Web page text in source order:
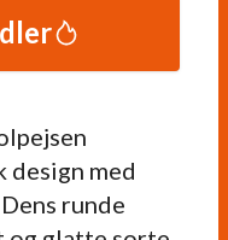
design med
runde